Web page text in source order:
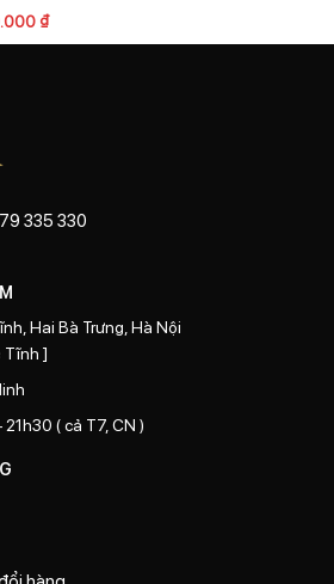
₫
335 330
Hai Bà Trưng, Hà Nội
Tĩnh ]
( cả T7, CN )